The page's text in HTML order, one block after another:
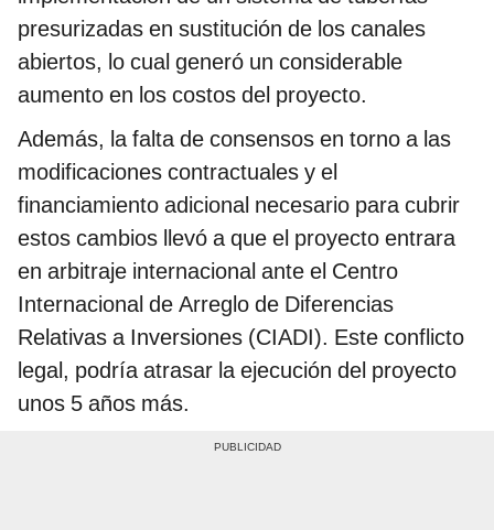
presurizadas en sustitución de los canales
abiertos, lo cual generó un considerable
aumento en los costos del proyecto.
Además, la falta de consensos en torno a las
modificaciones contractuales y el
financiamiento adicional necesario para cubrir
estos cambios llevó a que el proyecto entrara
en arbitraje internacional ante el Centro
Internacional de Arreglo de Diferencias
Relativas a Inversiones (CIADI). Este conflicto
legal, podría atrasar la ejecución del proyecto
unos 5 años más.